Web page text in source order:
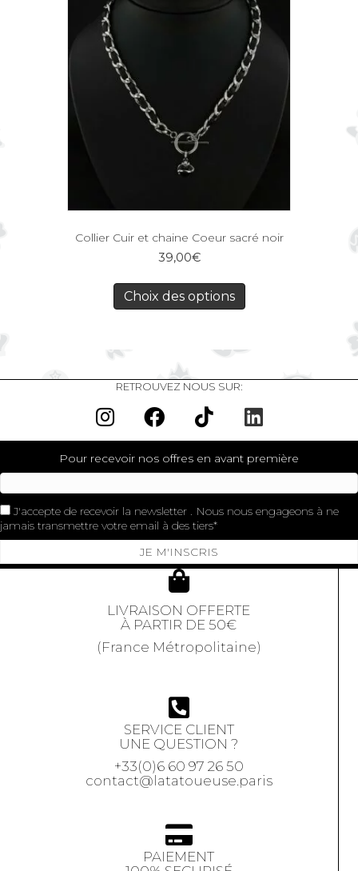
Collier Cuir et chaine Coeur sacré noir
39,00€
Choix des options
RETROUVEZ NOUS SUR:
Pour recevoir nos offres en avant première
J'accepte de recevoir la newsletter . Nous nous engageons à ne
jamais transmettre votre email à des tiers
JE M'INSCRIS
LIVRAISON OFFERTE
À PARTIR DE 50€
(France Métropolitaine)
SERVICE CLIENT
UNE QUESTION ?
+33(0)6 60 97 26 50
contact@latatoueuse.paris
PAIEMENT